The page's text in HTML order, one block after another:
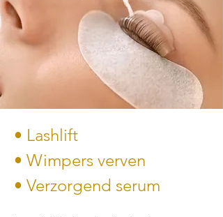
• Lashlift
• Wimpers verven
• Verzorgend serum